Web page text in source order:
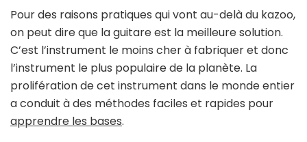
Pour des raisons pratiques qui vont au-delà du kazoo,
on peut dire que la guitare est la meilleure solution.
C’est l’instrument le moins cher à fabriquer et donc
l’instrument le plus populaire de la planète. La
prolifération de cet instrument dans le monde entier
a conduit à des méthodes faciles et rapides pour
apprendre les bases.